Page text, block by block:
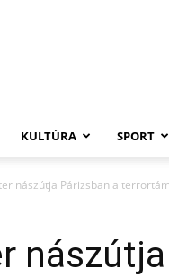
KULTÚRA SPORT
nászútja Párizsban a